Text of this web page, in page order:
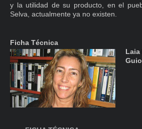
y la utilidad de su producto, en el
Selva, actualmente ya no existen.
Ficha Técnica
Laia